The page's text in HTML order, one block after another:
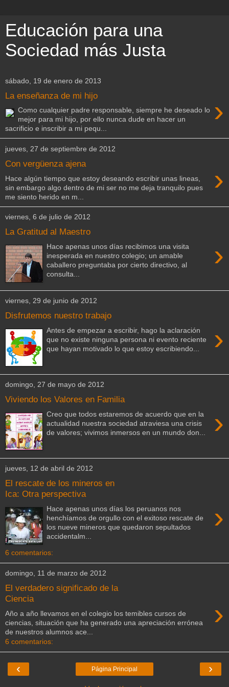
Educación para una
Sociedad más Justa
sábado, 19 de enero de 2013
La enseñanza de mi hijo ›
Como cualquier padre responsable, siempre he deseado lo
mejor para mi hijo, por ello nunca dude en hacer un
sacrificio e inscribir a mi pequ...
jueves, 27 de septiembre de 2012
Con vergüenza ajena ›
Hace algún tiempo que estoy deseando escribir unas lineas,
sin embargo algo dentro de mi ser no me deja tranquilo pues
me siento herido en m...
viernes, 6 de julio de 2012
La Gratitud al Maestro
›
Hace apenas unos días recibimos una visita
inesperada en nuestro colegio; un amable
caballero preguntaba por cierto directivo, al
consulta...
viernes, 29 de junio de 2012
Disfrutemos nuestro trabajo
›
Antes de empezar a escribir, hago la aclaración
que no existe ninguna persona ni evento reciente
que hayan motivado lo que estoy escribiendo...
domingo, 27 de mayo de 2012
Viviendo los Valores en Familia
›
Creo que todos estaremos de acuerdo que en la
actualidad nuestra sociedad atraviesa una crisis
de valores; vivimos inmersos en un mundo don...
jueves, 12 de abril de 2012
El rescate de los mineros en
Ica: Otra perspectiva
›
Hace apenas unos días los peruanos nos
henchíamos de orgullo con el exitoso rescate de
los nueve mineros que quedaron sepultados
accidentalm...
6 comentarios:
domingo, 11 de marzo de 2012
El verdadero significado de la
Ciencia
›
Año a año llevamos en el colegio los temibles cursos de
ciencias, situación que ha generado una apreciación errónea
de nuestros alumnos ace...
6 comentarios:
‹ ›
Página Principal